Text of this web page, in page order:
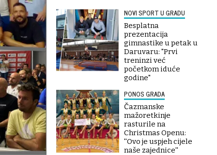
NOVI SPORT U GRADU
Besplatna
prezentacija
gimnastike u petak u
Daruvaru: "Prvi
treninzi već
početkom iduće
godine"
PONOS GRADA
Čazmanske
mažoretkinje
rasturile na
Christmas Openu:
''Ovo je uspjeh cijele
naše zajednice''